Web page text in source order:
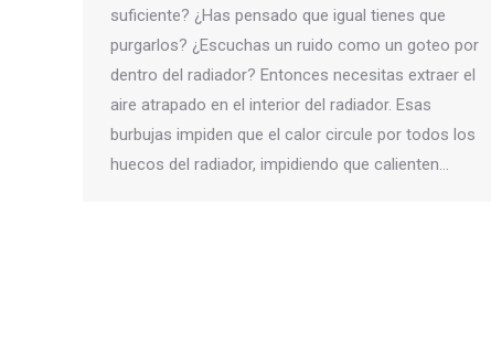
suficiente? ¿Has pensado que igual tienes que
purgarlos? ¿Escuchas un ruido como un goteo por
dentro del radiador? Entonces necesitas extraer el
aire atrapado en el interior del radiador. Esas
burbujas impiden que el calor circule por todos los
huecos del radiador, impidiendo que calienten…